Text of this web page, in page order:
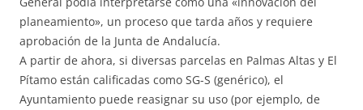
planeamiento», un proceso que tarda años y requiere
aprobación de la Junta de Andalucía.
A partir de ahora, si diversas parcelas en Palmas Altas y El
Pítamo están calificadas como SG-S (genérico), el
Ayuntamiento puede reasignar su uso (por ejemplo, de